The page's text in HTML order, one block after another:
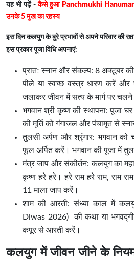
यह भी पढ़ें -कैसे हुआ Panchmukhi Hanuman
उनके 5 मुख का रहस्य
इस दिन कलयुग के बुरे प्रभावों से अपने परिवार की
इस प्रकार पूजा विधि अपनाएं:
प्रातः स्नान और संकल्प: 8 अक्टूबर
पीले या स्वच्छ वस्त्र धारण करें और
जलाकर जीवन में सत्य के मार्ग पर
भगवान श्री कृष्ण की स्थापना: पूजा
की मूर्ति को गंगाजल और पंचामृत से
तुलसी अर्पण और श्रृंगार: भगवान
फूल अर्पित करें। भगवान की पूजा में
मंत्र जाप और संकीर्तन: कलयुग का
कृष्ण हरे हरे। हरे राम हरे राम, राम
11 माला जाप करें।
शाम की आरती: संध्या काल में
Diwas 2026)
की कथा या
कपूर से आरती करें।
कलयुग में जीवन जीने के